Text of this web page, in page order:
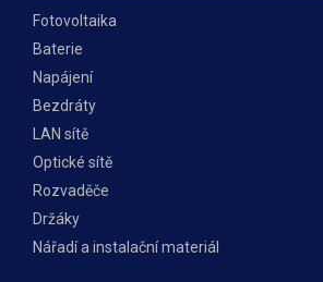
Fotovoltaika
Baterie
Napájení
Bezdráty
LAN sítě
Optické sítě
Rozvaděče
Držáky
Nářadí a instalační materiál